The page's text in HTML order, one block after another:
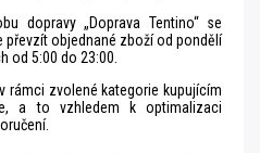
dopravy „Doprava Tentino“ se
převzít objednané zboží od pondělí
od 5:00 do 23:00.
rámci zvolené kategorie kupujícím
a to vzhledem k optimalizaci